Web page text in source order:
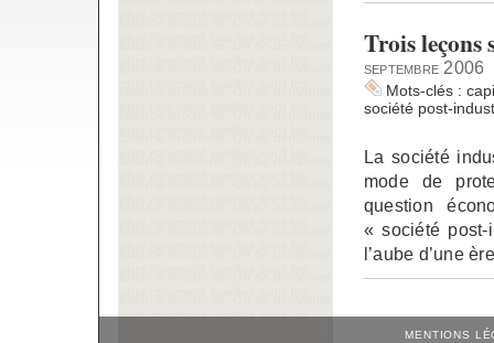
Trois leçons
septembre 2006
Mots-clés :
société post-
La société
mode de
question
« société
l’aube d’une
MENTIONS